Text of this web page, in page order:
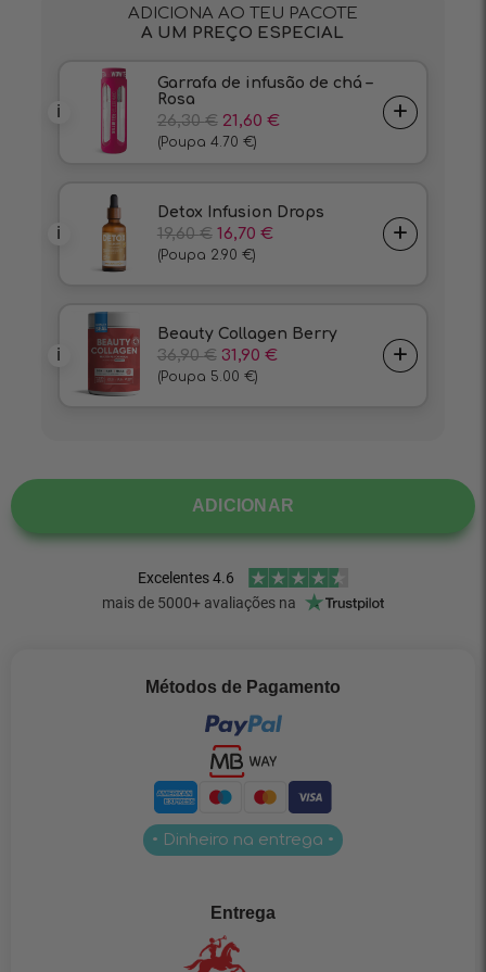
ADICIONAR
Métodos de Pagamento
• Dinheiro na entrega •
Entrega